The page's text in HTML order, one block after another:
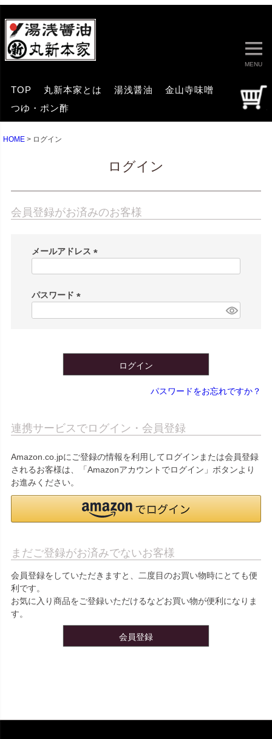
MENU
TOP 丸新本家とは 湯浅醤油
金山寺味噌
つゆ・ポン酢
HOME ログイン
ログイン
会員登録がお済みのお客様
メールアドレス
)
パスワード
ログイン
パスワードをお忘れですか？
連携サービスでログイン・会員登録
Amazon.co.jpにご登録の情報を利用してログインまたは会員登録
されるお客様は、「Amazonアカウントでログイン」ボタンより
お進みください。
まだご登録がお済みでないお客様
会員登録をしていただきますと、二度目のお買い物時にとても便
利です。
お気に入り商品をご登録いただけるなどお買い物が便利になりま
す。
会員登録